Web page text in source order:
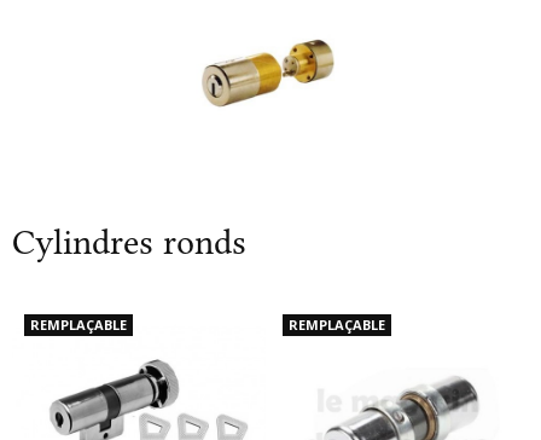
Cylindres ronds
REMPLAÇABLE REMPLAÇABLE